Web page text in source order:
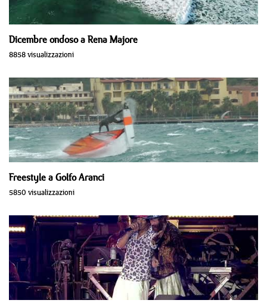
Dicembre ondoso a Rena Majore
8858 visualizzazioni
Freestyle a Golfo Aranci
5850 visualizzazioni